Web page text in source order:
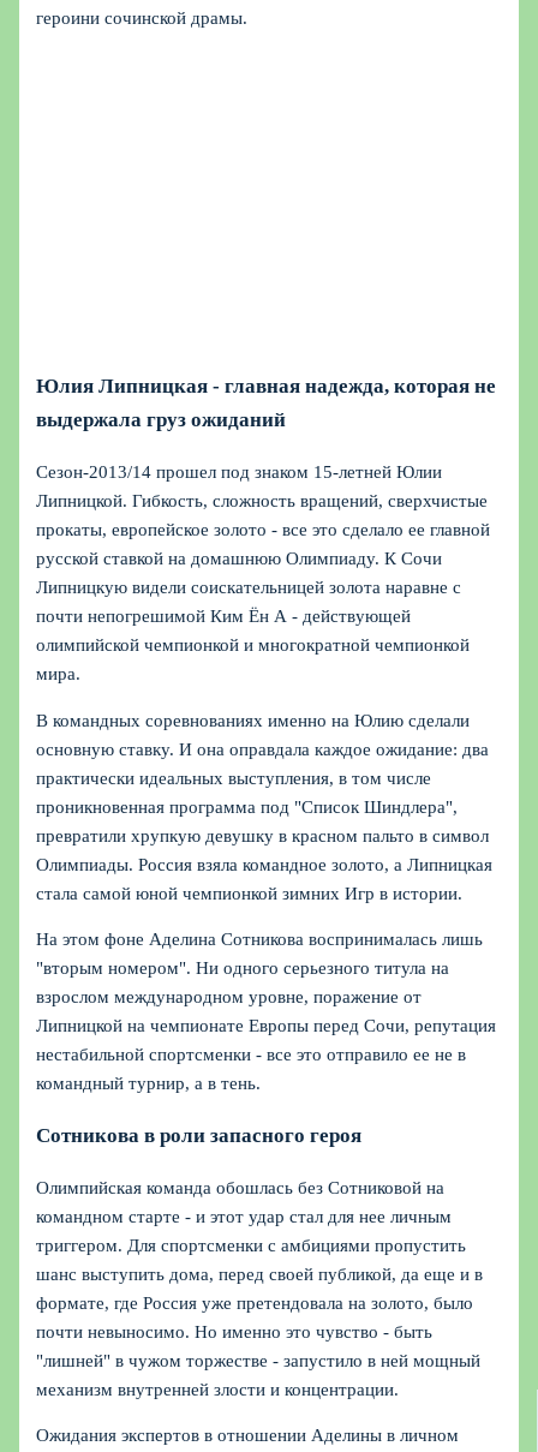
героини сочинской драмы.
Юлия Липницкая - главная надежда, которая не
выдержала груз ожиданий
Сезон‑2013/14 прошел под знаком 15‑летней Юлии
Липницкой. Гибкость, сложность вращений, сверхчистые
прокаты, европейское золото - все это сделало ее главной
русской ставкой на домашнюю Олимпиаду. К Сочи
Липницкую видели соискательницей золота наравне с
почти непогрешимой Ким Ён А - действующей
олимпийской чемпионкой и многократной чемпионкой
мира.
В командных соревнованиях именно на Юлию сделали
основную ставку. И она оправдала каждое ожидание: два
практически идеальных выступления, в том числе
проникновенная программа под "Список Шиндлера",
превратили хрупкую девушку в красном пальто в символ
Олимпиады. Россия взяла командное золото, а Липницкая
стала самой юной чемпионкой зимних Игр в истории.
На этом фоне Аделина Сотникова воспринималась лишь
"вторым номером". Ни одного серьезного титула на
взрослом международном уровне, поражение от
Липницкой на чемпионате Европы перед Сочи, репутация
нестабильной спортсменки - все это отправило ее не в
командный турнир, а в тень.
Сотникова в роли запасного героя
Олимпийская команда обошлась без Сотниковой на
командном старте - и этот удар стал для нее личным
триггером. Для спортсменки с амбициями пропустить
шанс выступить дома, перед своей публикой, да еще и в
формате, где Россия уже претендовала на золото, было
почти невыносимо. Но именно это чувство - быть
"лишней" в чужом торжестве - запустило в ней мощный
механизм внутренней злости и концентрации.
Ожидания экспертов в отношении Аделины в личном